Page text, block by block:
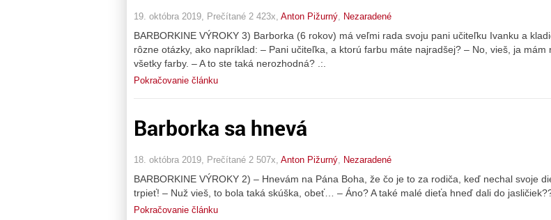
19. októbra 2019, Prečítané 2 423x, Anton Pižurný, Nezaradené
BARBORKINE VÝROKY 3) Barborka (6 rokov) má veľmi rada svoju pani učiteľku Ivanku a
rôzne otázky, ako napríklad: – Pani učiteľka, a ktorú farbu máte najradšej? – No, vieš, ja mám
všetky farby. – A to ste taká nerozhodná? .:.
Pokračovanie článku
Barborka sa hnevá
18. októbra 2019, Prečítané 2 507x, Anton Pižurný Nezaradené
BARBORKINE VÝROKY 2) – Hnevám na Pána Boha, že čo je to za rodiča, keď nechal svoje
trpieť! – Nuž vieš, to bola taká skúška, obeť… – Áno? A také malé dieťa hneď dali do
Pokračovanie článku